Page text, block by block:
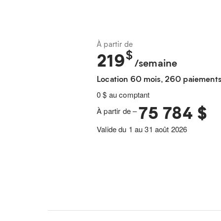
À partir de
219$
/semaine
Location 60 mois, 260 paiements
0 $ au comptant
À partir de –75 784 $
Valide du 1 au 31 août 2026